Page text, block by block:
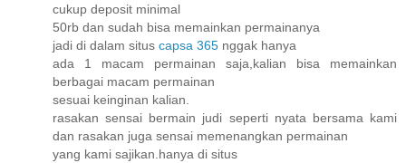
cukup deposit minimal
50rb dan sudah bisa memainkan permainanya
jadi di dalam situs capsa 365 nggak hanya
ada 1 macam permainan saja,kalian bisa memainkan
berbagai macam permainan
sesuai keinginan kalian.
rasakan sensai bermain judi seperti nyata bersama kami
dan rasakan juga sensai memenangkan permainan
yang kami sajikan.hanya di situs